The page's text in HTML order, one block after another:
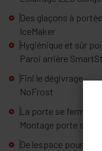
Des glaçons à
IceMaker
Hygiénique et sûr
Paroi arrière
Fini le dégivrage.
NoFrost
La porte se ferme à
Montage porte sur
De lespace pour des